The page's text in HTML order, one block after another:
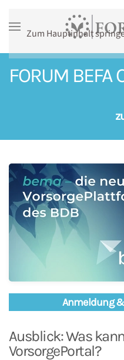
Zum Hauptinhalt
FORUM BEFA
Anmeldung
Ausblick: Was
VorsorgePortal?